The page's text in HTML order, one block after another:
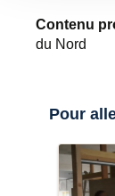
Contenu
du Nord
Pour